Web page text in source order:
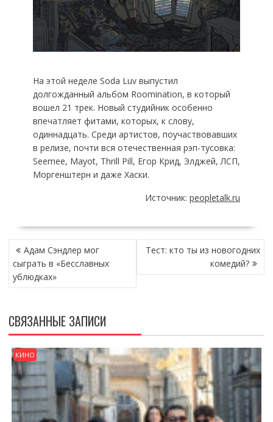
На этой неделе Soda Luv выпустил
долгожданный альбом Roomination, в который
вошел 21 трек. Новый студийник особенно
впечатляет фитами, которых, к слову,
одиннадцать. Среди артистов, поучаствовавших
в релизе, почти вся отечественная рэп-тусовка:
Seemee, Mayot, Thrill Pill, Егор Крид, Элджей, ЛСП,
Моргенштерн и даже Хаски.
Источник:peopletalk.ru
НАВИГАЦИЯ
ПО
ЗАПИСЯМ
Адам Сэндлер мог
сыграть в «Бесславных
ублюдках»
Тест: кто ты из новогодних
комедий?
СВЯЗАННЫЕ ЗАПИСИ
КИНО